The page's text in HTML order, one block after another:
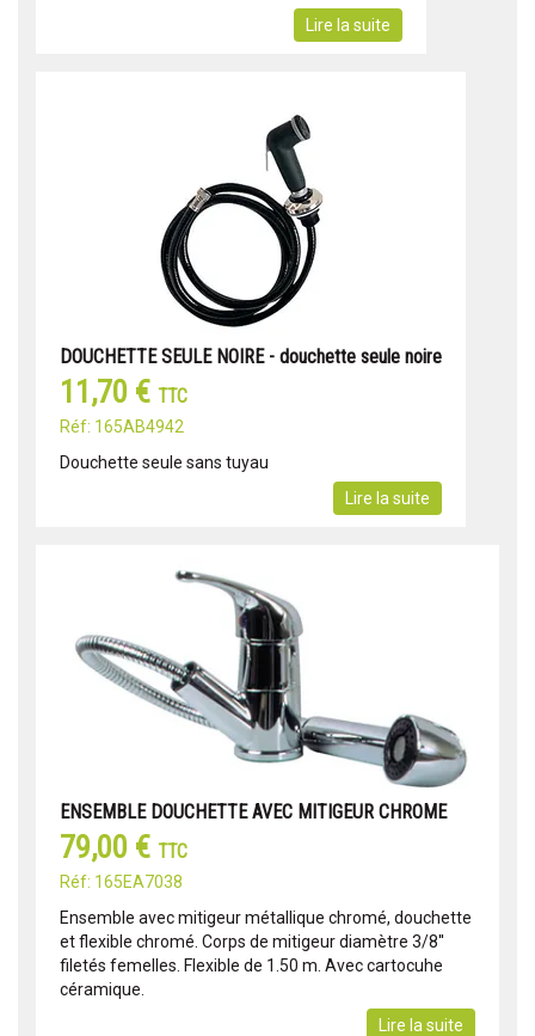
Lire la suite
DOUCHETTE SEULE NOIRE - douchette seule noire
11,70 € TTC
Réf: 165AB4942
Douchette seule sans tuyau
Lire la suite
ENSEMBLE DOUCHETTE AVEC MITIGEUR CHROME
79,00 € TTC
Réf: 165EA7038
Ensemble avec mitigeur métallique chromé, douchette
et flexible chromé. Corps de mitigeur diamètre 3/8''
filetés femelles. Flexible de 1.50 m. Avec cartocuhe
céramique.
Lire la suite